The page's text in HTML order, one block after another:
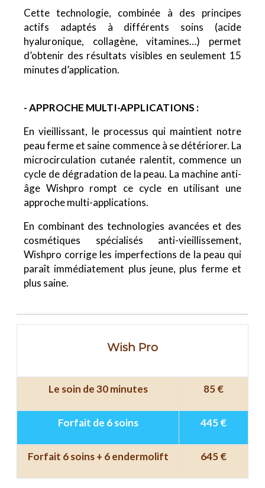
Cette technologie, combinée à des principes
actifs adaptés à différents soins (acide
hyaluronique, collagène, vitamines…) permet
d’obtenir des résultats visibles en seulement 15
minutes d’application.
- APPROCHE MULTI-APPLICATIONS :
En vieillissant, le processus qui maintient notre
peau ferme et saine commence à se détériorer. La
microcirculation cutanée ralentit, commence un
cycle de dégradation de la peau. La machine anti-
âge Wishpro rompt ce cycle en utilisant une
approche multi-applications.
En combinant des technologies avancées et des
cosmétiques spécialisés anti-vieillissement,
Wishpro corrige les imperfections de la peau qui
paraît immédiatement plus jeune, plus ferme et
plus saine.
Wish Pro
Le soin de 30 minutes 85 €
Forfait de 6 soins 445 €
Forfait 6 soins + 6 endermolift 645 €